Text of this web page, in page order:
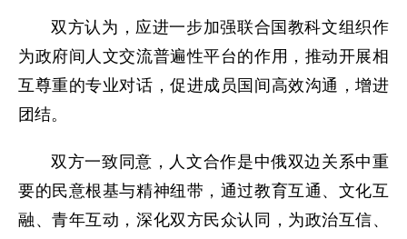
双方认为，应进一步加强联合国教科文组织作
为政府间人文交流普遍性平台的作用，推动开展相
互尊重的专业对话，促进成员国间高效沟通，增进
团结。
双方一致同意，人文合作是中俄双边关系中重
要的民意根基与精神纽带，通过教育互通、文化互
融、青年互动，深化双方民众认同，为政治互信、